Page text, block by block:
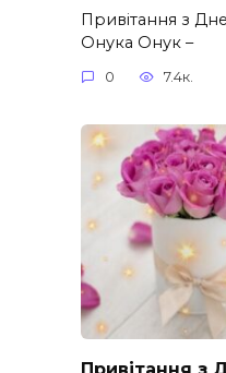
Привітання з
Онука Онук –
0 7.4к.